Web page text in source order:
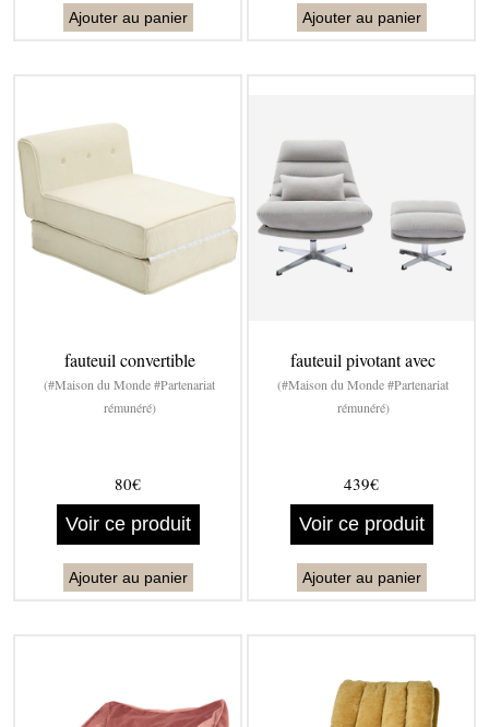
Ajouter au panier Ajouter au panier
fauteuil convertible
(#Maison du Monde #Partenariat
rémunéré)
80€
Voir ce produit
Ajouter au panier
fauteuil pivotant avec
(#Maison du Monde #Partenariat
rémunéré)
439€
Voir ce produit
Ajouter au panier